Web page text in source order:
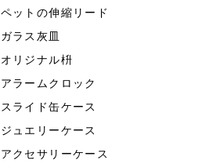
ペットの伸縮リード
ガラス灰皿
オリジナル枡
アラームクロック
スライド缶ケース
ジュエリーケース
アクセサリーケース